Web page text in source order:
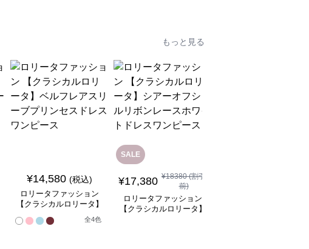
もっと見る
¥14,580 (税込)
ロリータファッション
【クラシカルロリータ】
ベルフレアスリーブプリ
ンセスドレスワンピース
全4色
SALE
¥17,380 ¥18380(割引
前)
ロリータファッション
【クラシカルロリータ】